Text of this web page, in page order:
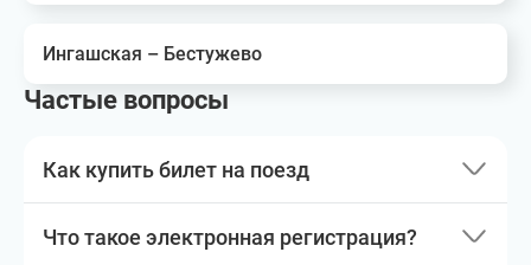
Ингашская – Бестужево
Частые вопросы
Как купить билет на поезд
Что такое электронная регистрация?